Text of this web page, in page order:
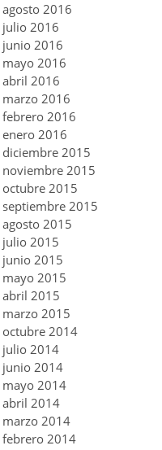
agosto 2016
julio 2016
junio 2016
mayo 2016
abril 2016
marzo 2016
febrero 2016
enero 2016
diciembre 2015
noviembre 2015
octubre 2015
septiembre 2015
agosto 2015
julio 2015
junio 2015
mayo 2015
abril 2015
marzo 2015
octubre 2014
julio 2014
junio 2014
mayo 2014
abril 2014
marzo 2014
febrero 2014